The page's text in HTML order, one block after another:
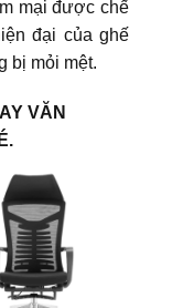
mại được chế
đại của ghế
bị mỏi mệt.
VĂN